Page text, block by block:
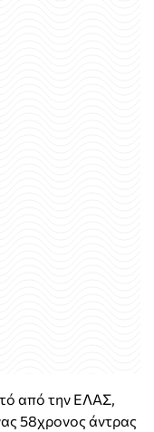
από την ΕΛΑΣ,
58χρονος άντρας